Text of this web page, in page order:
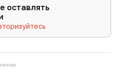
оставлять